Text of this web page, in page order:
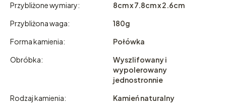
Przybliżone wymiary:
8cm x 7.8cm x 2.6cm
Przybliżona waga:
180g
Forma kamienia:
Połówka
Obróbka:
Wyszlifowany i
wypolerowany
jednostronnie
Rodzaj kamienia:
Kamień naturalny